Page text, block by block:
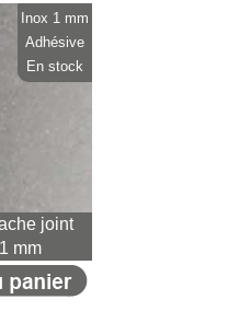
joint
mm
Inox 1 mm
Adhésive
En stock